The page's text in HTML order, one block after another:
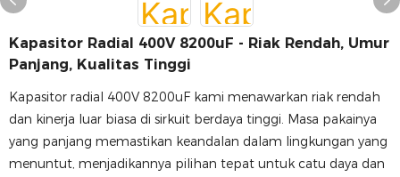
Kapasitor Radial 400V 8200uF - Riak Rendah, Umur
Panjang, Kualitas Tinggi
Kapasitor radial 400V 8200uF kami menawarkan riak rendah
dan kinerja luar biasa di sirkuit berdaya tinggi. Masa pakainya
yang panjang memastikan keandalan dalam lingkungan yang
menuntut, menjadikannya pilihan tepat untuk catu daya dan